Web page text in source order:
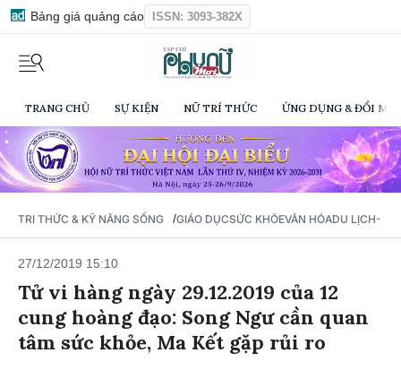
Bảng giá quảng cáo ISSN: 3093-382X
TRANG CHỦ SỰ KIỆN NỮ TRÍ THỨC ỨNG DỤNG & ĐỔI
TRI THỨC & KỸ NĂNG SỐNG /GIÁO DỤCSỨC KHỎEVĂN HÓADU LỊCH-
27/12/2019 15:10
Tử vi hàng ngày 29.12.2019 của 12
cung hoàng đạo: Song Ngư cần quan
tâm sức khỏe, Ma Kết gặp rủi ro